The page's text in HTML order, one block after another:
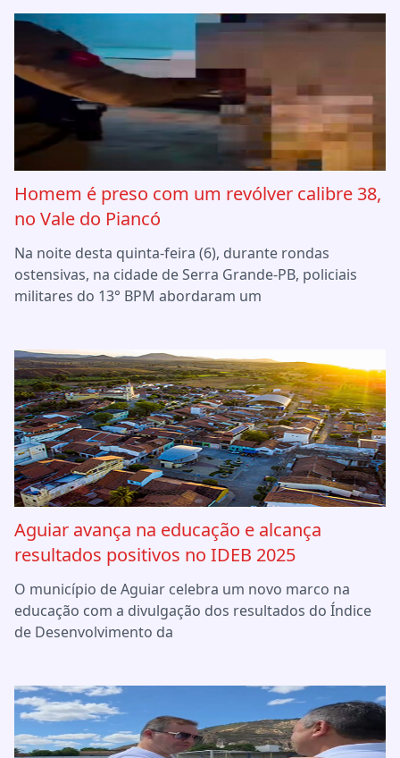
Homem é preso com um revólver calibre 38,
no Vale do Piancó
Na noite desta quinta-feira (6), durante rondas
ostensivas, na cidade de Serra Grande-PB, policiais
militares do 13° BPM abordaram um
Aguiar avança na educação e alcança
resultados positivos no IDEB 2025
O município de Aguiar celebra um novo marco na
educação com a divulgação dos resultados do Índice
de Desenvolvimento da